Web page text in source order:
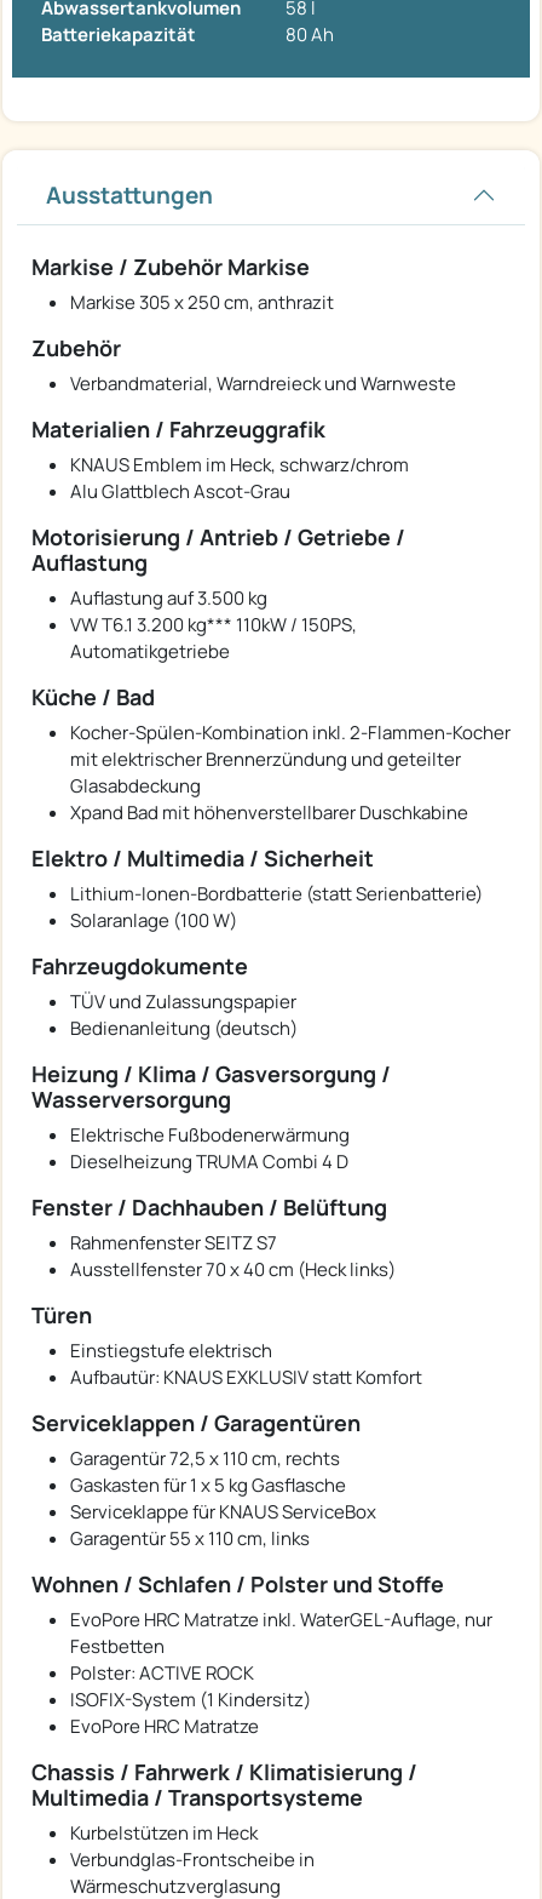
Abwassertankvolumen
58 l
Batteriekapazität
80 Ah
Ausstattungen
Markise / Zubehör Markise
Markise 305 x 250 cm, anthrazit
Zubehör
Verbandmaterial, Warndreieck und Warnweste
Materialien / Fahrzeuggrafik
KNAUS Emblem im Heck, schwarz/chrom
Alu Glattblech Ascot-Grau
Motorisierung / Antrieb / Getriebe /
Auflastung
Auflastung auf 3.500 kg
VW T6.1 3.200 kg*** 110kW / 150PS,
Automatikgetriebe
Küche / Bad
Kocher-Spülen-Kombination inkl. 2-Flammen-Kocher
mit elektrischer Brennerzündung und geteilter
Glasabdeckung
Xpand Bad mit höhenverstellbarer Duschkabine
Elektro / Multimedia / Sicherheit
Lithium-Ionen-Bordbatterie (statt Serienbatterie)
Solaranlage (100 W)
Fahrzeugdokumente
TÜV und Zulassungspapier
Bedienanleitung (deutsch)
Heizung / Klima / Gasversorgung /
Wasserversorgung
Elektrische Fußbodenerwärmung
Dieselheizung TRUMA Combi 4 D
Fenster / Dachhauben / Belüftung
Rahmenfenster SEITZ S7
Ausstellfenster 70 x 40 cm (Heck links)
Türen
Einstiegstufe elektrisch
Aufbautür: KNAUS EXKLUSIV statt Komfort
Serviceklappen / Garagentüren
Garagentür 72,5 x 110 cm, rechts
Gaskasten für 1 x 5 kg Gasflasche
Serviceklappe für KNAUS ServiceBox
Garagentür 55 x 110 cm, links
Wohnen / Schlafen / Polster und Stoffe
EvoPore HRC Matratze inkl. WaterGEL-Auflage, nur
Festbetten
Polster: ACTIVE ROCK
ISOFIX-System (1 Kindersitz)
EvoPore HRC Matratze
Chassis / Fahrwerk / Klimatisierung /
Multimedia / Transportsysteme
Kurbelstützen im Heck
Verbundglas-Frontscheibe in
Wärmeschutzverglasung